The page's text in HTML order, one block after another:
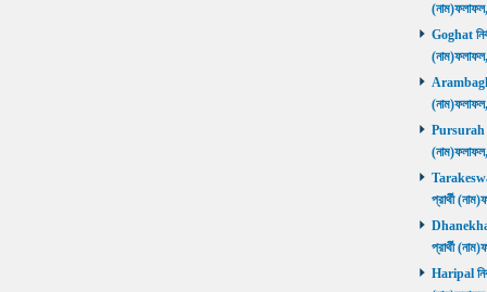
Goghat
Arambagh
Pursurah
প্রার্থী
Dhanekhali
প্রার্থী
Haripal